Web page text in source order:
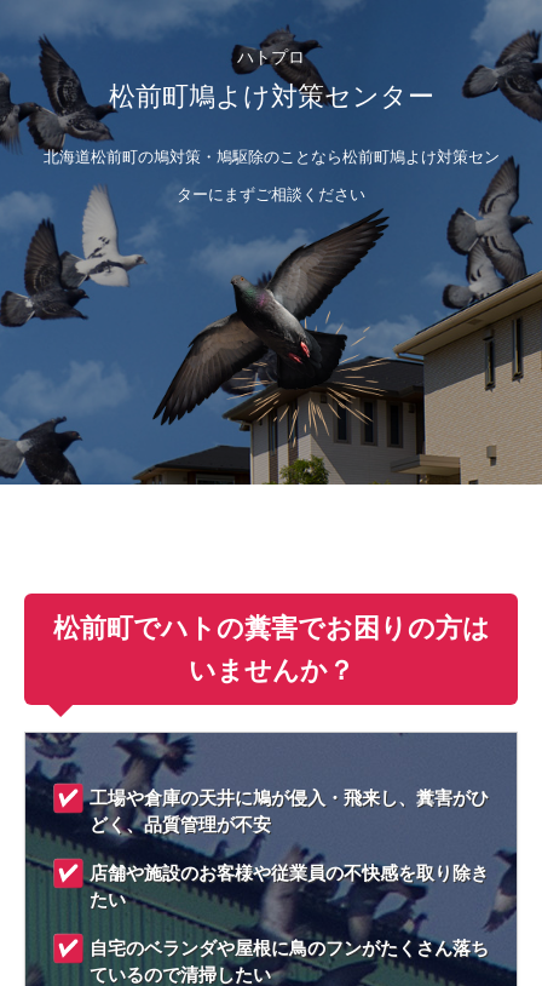
ハトプロ
松前町鳩よけ対策センター
北海道松前町の鳩対策・鳩駆除のことなら松前町鳩よけ対策セン
ターにまずご相談ください
松前町でハトの糞害でお困りの方は
いませんか？
工場や倉庫の天井に鳩が侵入・飛来し、糞害がひ
どく、品質管理が不安
店舗や施設のお客様や従業員の不快感を取り除き
たい
自宅のベランダや屋根に鳥のフンがたくさん落ち
ているので清掃したい